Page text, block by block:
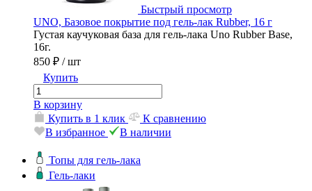
Быстрый просмотр
UNO, Базовое покрытие под гель-лак Rubber, 16 г
Густая каучуковая база для гель-лака Uno Rubber Base,
850 ₽/ шт
Купить
В корзину
Купить в 1 клик
К сравнению
В избранное
В наличии
Топы для гель-лака
Гель-лаки